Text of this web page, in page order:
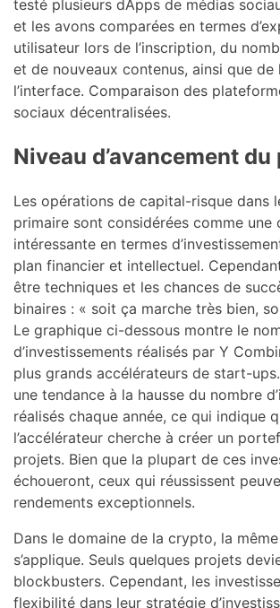
testé plusieurs dApps de médias
et les avons comparées en termes
utilisateur lors de l’inscription, du
et de nouveaux contenus, ainsi que de
l’interface. Comparaison des
sociaux décentralisées.
Niveau d’avancement
Les opérations de capital-risque dans
primaire sont considérées comme
intéressante en termes
plan financier et intellectuel.
être techniques et les chances de
binaires : « soit ça marche très bien,
Le graphique ci-dessous montre le
d’investissements réalisés par Y
plus grands accélérateurs de start-
une tendance à la hausse du nombre
réalisés chaque année, ce qui indique
l’accélérateur cherche à créer un
projets. Bien que la plupart de ces
échoueront, ceux qui réussissent
rendements exceptionnels.
Dans le domaine de la crypto, la
s’applique. Seuls quelques projets
blockbusters. Cependant, les
flexibilité dans leur stratégie